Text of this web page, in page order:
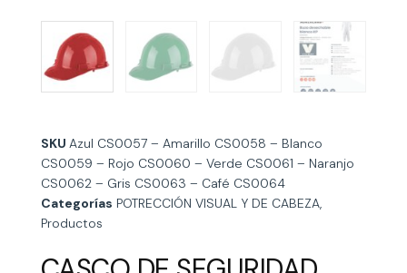
SKU Azul CS0057 – Amarillo CS0058 – Blanco
CS0059 – Rojo CS0060 – Verde CS0061 – Naranjo
CS0062 – Gris CS0063 – Café CS0064
Categorías POTRECCIÓN VISUAL Y DE CABEZA,
Productos